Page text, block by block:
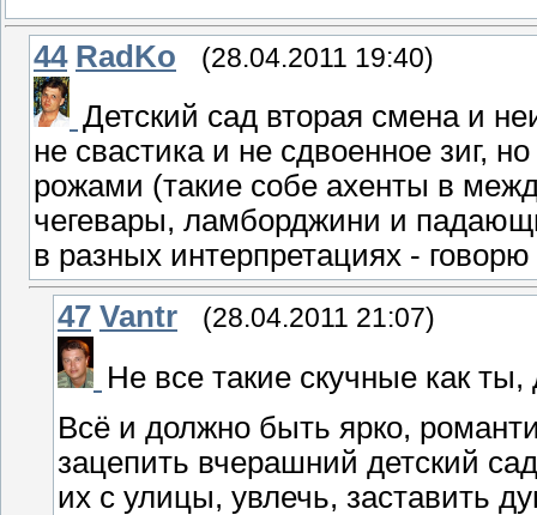
44 RadKo (28.04.2011 19:40)
Детский сад вторая смена и
не свастика и не сдвоенное зиг,
рожами (такие собе ахенты в
чегевары, ламборджини и
в разных интерпретациях -
47 Vantr (28.04.2011 21:07)
Не все такие скучные как
Всё и должно быть ярко,
зацепить вчерашний детский
их с улицы, увлечь, заставить